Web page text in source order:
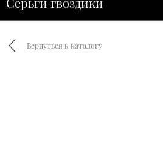
Вернуться к каталогу